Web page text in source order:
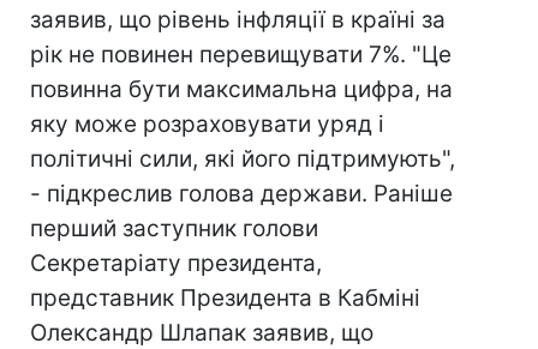
заявив, що рівень інфляції в країні за
рік не повинен перевищувати 7%. "Це
повинна бути максимальна цифра, на
яку може розраховувати уряд і
політичні сили, які його підтримують",
- підкреслив голова держави. Раніше
перший заступник голови
Секретаріату президента,
представник Президента в Кабміні
Олександр Шлапак заявив, що